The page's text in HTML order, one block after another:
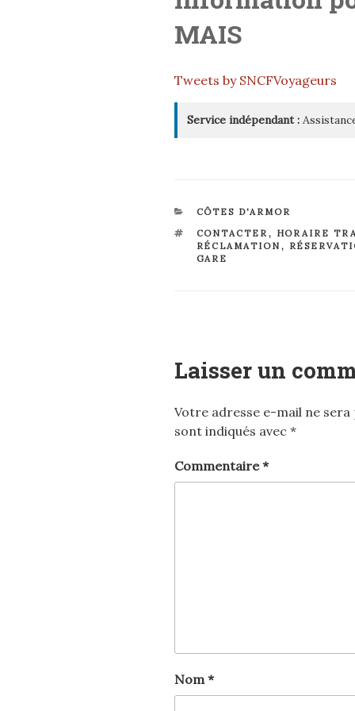
MAIS
Tweets by SNCFVoyageurs
Service indépendant :
CATÉGORIES
CÔTES D'ARMOR
ÉTIQUETTES
CONTACTER, HORAIRE
RÉCLAMATION ,
GARE
Laisser un
Votre adresse e-mail ne sera
sont indiqués avec *
Commentaire*
Nom *